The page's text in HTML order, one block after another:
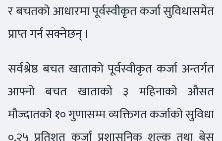
र बचतको आधारमा पूर्वस्वीकृत कर्जा सुविधासमेत
प्राप्त गर्न सक्नेछन् ।
सर्वश्रेष्ठ बचत खाताको पूर्वस्वीकृत कर्जा अन्तर्गत
आफ्नो बचत खाताको ३ महिनाको औसत
मौज्दातको १० गुणासम्म व्यक्तिगत कर्जाको सुविधा